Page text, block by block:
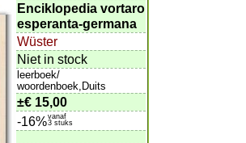
Enciklopedia vortaro
esperanta-germana
Wüster
Niet in stock
leerboek/
woordenboek,Duits
±€ 15,00
-16%vanaf
3 stuks